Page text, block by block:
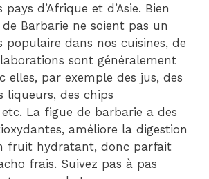
d’Afrique et d’Asie. Bien
Barbarie ne soient pas un
populaire dans nos cuisines, de
sont généralement
elles, par exemple des jus, des
liqueurs, des chips
La figue de barbarie a des
améliore la digestion
fruit hydratant, donc parfait
frais. Suivez pas à pas